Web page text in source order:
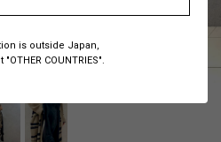
is outside Japan,
COUNTRIES".